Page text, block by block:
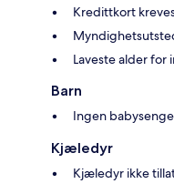
Kredittkort
Laveste alder for
Barn
Ingen
Kjæledyr
Kjæledyr ikke